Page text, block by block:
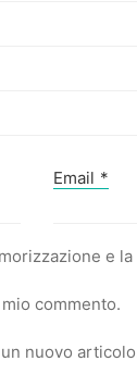
Email *
e
commento.
nuovo